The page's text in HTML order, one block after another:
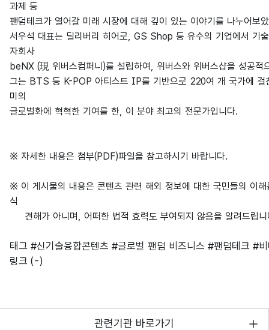
과제 등
팬덤테크가 열어갈 미래 시장에 대해 깊이 있는 이야기를 나누어보
서우석 대표는 딜리버리 히어로, GS Shop 등 유수의 기업에서 기
자회사
beNX (現 위버스컴퍼니)를 설립하여, 위버스와 위버스샵을 성공적
그는 BTS 등 K-POP 아티스트 IP를 기반으로 220여 개 국가에 걸
미의
글로벌화에 혁혁한 기여를 한, 이 분야 최고의 전문가입니다.
※ 자세한 내용은 첨부(PDF)파일을 참고하시기 바랍니다.
※ 이 게시물의 내용은 콘텐츠 관련 해외 정보에 대한 국민들의 이
식
견해가 아니며, 어떠한 법적 효력도 부여되지 않음을 알려드립니
태그 #신기술융합콘텐츠 #글로벌 팬덤 비즈니스 #팬덤테크 #
링크 (-)
관련기관 바로가기